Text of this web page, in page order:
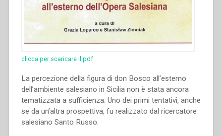
clicca per scaricare il pdf
La percezione della figura di don Bosco all’esterno
dell’ambiente salesiano in Sicilia non è stata ancora
tematizzata a sufficienza. Uno dei primi tentativi, anche
se da un’altra prospettiva, fu realizzato dal ricercatore
salesiano Santo Russo.